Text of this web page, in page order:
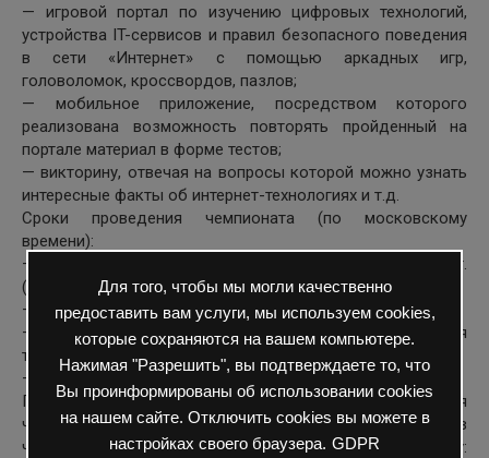
Для того, чтобы мы могли качественно
предоставить вам услуги, мы используем cookies,
которые сохраняются на вашем компьютере.
Нажимая "Разрешить", вы подтверждаете то, что
Вы проинформированы об использовании cookies
на нашем сайте. Отключить cookies вы можете в
настройках своего браузера. GDPR
— игровой портал по изучению цифровых технологий,
устройства IT-сервисов и правил безопасного поведения
в сети «Интернет» с помощью аркадных игр,
головоломок, кроссвордов, пазлов;
— мобильное приложение, посредством которого
реализована возможность повторять пройденный на
портале материал в форме тестов;
— викторину, отвечая на вопросы которой можно узнать
интересные факты об интернет-технологиях и т.д.
Сроки проведения чемпионата (по московскому
времени):
— регистрация участников: до 9 ноября т.г.
(включительно);
— проведение чемпионата: с 10 по 27 ноября т.г.;
— подсчет и начисление бонусных баллов: до 7 декабря
т.г.;
— объявление результатов: 8 декабря т.г.
Подробная информация о сроках и условиях проведения
чемпионата, а также форма регистрации для участия в
чемпионате размещены в сети «Интернет» по адресу: